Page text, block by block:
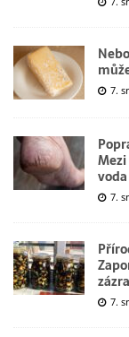
7.
voda
7.
7.